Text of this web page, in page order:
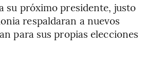
su próximo presidente, justo
respaldaran a nuevos
para sus propias elecciones